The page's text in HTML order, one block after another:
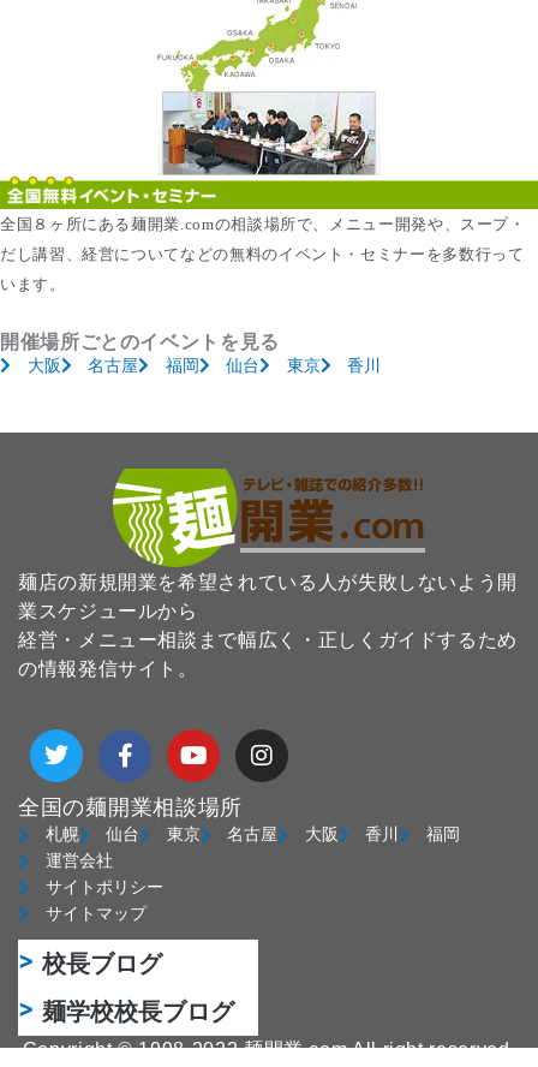
全国８ヶ所にある麺開業.comの相談場所で、メニュー開発や、スープ・
だし講習、経営についてなどの無料のイベント・セミナーを多数行って
います。
開催場所ごとのイベントを見る
大阪 名古屋 福岡 仙台 東京 香川
麺店の新規開業を希望されている人が失敗しないよう開
業スケジュールから
経営・メニュー相談まで幅広く・正しくガイドするため
の情報発信サイト。
T
w
i
t
t
e
r
F
a
c
e
b
o
k
-
f
Y
o
u
t
u
b
I
n
s
a
g
全国の麺開業相談場所
札幌 仙台 東京 名古屋 大阪 香川
福岡
運営会社
サイトポリシー
サイトマップ
校長ブログ
麺学校校長ブログ
Copyright © 1998-2022 麺開業.com All right reserved.